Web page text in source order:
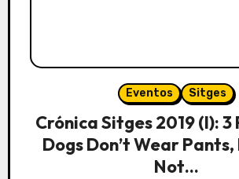
Eventos Sitges
Crónica Sitges 2019 (I): 3
Dogs Don’t Wear
Not…